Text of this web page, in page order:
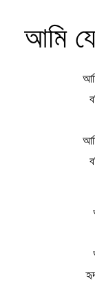
আমি